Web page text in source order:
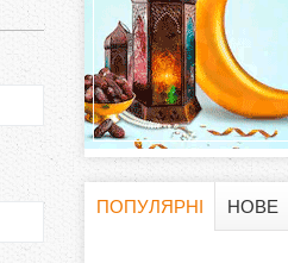
к
о
в
а
ПОПУЛЯРНІ
НОВЕ